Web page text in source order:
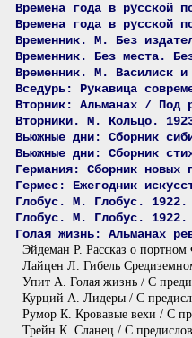
Времена года в русской
Времена года в русской
Временник. М. Без
Временник. Без места.
Временник. М. Василиск
Вседурь: Рукавица
Вторник: Альманах / Под
Вторники. М. Кольцо.
Вьюжные дни: Сборник
Вьюжные дни: Сборник
Германия: Сборник
Гермес: Ежегодник
Глобус. М. Глобус.
Глобус. М. Глобус.
Голая жизнь: Альманах
Эйдеман Р. Рассказ о
Лайцен Л. Гибель
Упит А. Голая жизнь / С
Курций А. Лидеры / С
Румор К. Кровавые вехи / С
Трейн К. Сланец / С